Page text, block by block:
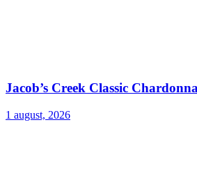
Jacob’s Creek Classic
1 august, 2026